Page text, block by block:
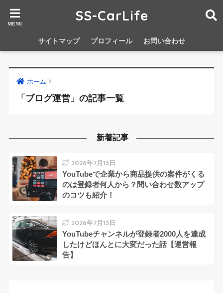
SS-CarLife
サイトマップ プロフィール お問い合わせ
ホーム
「ブログ運営」の記事一覧
新着記事
2026年7月13日
YouTubeで企業から商品提供の案件がくる
のは登録者何人から？問い合わせ数アップ
のコツも紹介！
2026年7月13日
YouTubeチャンネルが登録者2000人を達成
したけどほんとに大変だった話【運営報
告】